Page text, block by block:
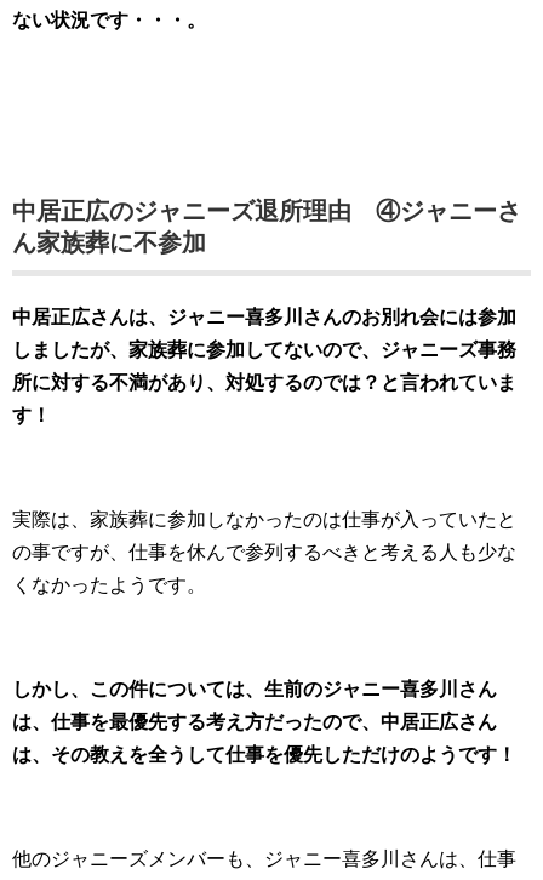
ない状況です・・・。
中居正広のジャニーズ退所理由 ④ジャニーさ
ん家族葬に不参加
中居正広さんは、ジャニー喜多川さんのお別れ会には参加
しましたが、家族葬に参加してないので、ジャニーズ事務
所に対する不満があり、対処するのでは？と言われていま
す！
実際は、家族葬に参加しなかったのは仕事が入っていたと
の事ですが、仕事を休んで参列するべきと考える人も少な
くなかったようです。
しかし、この件については、生前のジャニー喜多川さん
は、仕事を最優先する考え方だったので、中居正広さん
は、その教えを全うして仕事を優先しただけのようです！
他のジャニーズメンバーも、ジャニー喜多川さんは、仕事